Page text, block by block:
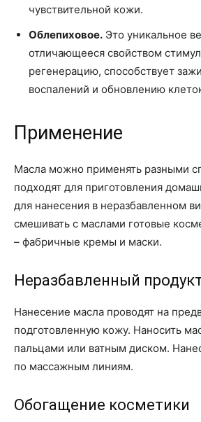
чувствительной кожи.
Облепиховое. Это уникальное
отличающееся свойством
регенерацию, способствует
воспалений и обновлению
Применение
Масла можно применять разными
подходят для приготовления
для нанесения в неразбавленном
смешивать с маслами готовые
– фабричные кремы и маски.
Неразбавленный
Нанесение масла проводят на
подготовленную кожу. Наносить
пальцами или ватным диском.
по массажным линиям.
Обогащение косметики